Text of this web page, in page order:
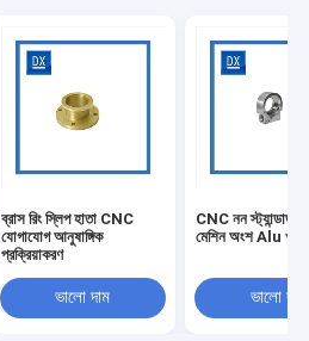
ব্রাস রিং স্লিপ হাতা CNC
যোগাযোগ আনুষাঙ্গিক
প্রক্রিয়াকরণ
ভালো দাম
CNC নন স্ট্যান্ডার্ড
মেশিন অংশ Alu খাদ
ভালো দাম